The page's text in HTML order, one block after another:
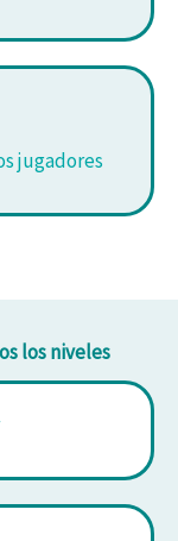
jugadores
los niveles